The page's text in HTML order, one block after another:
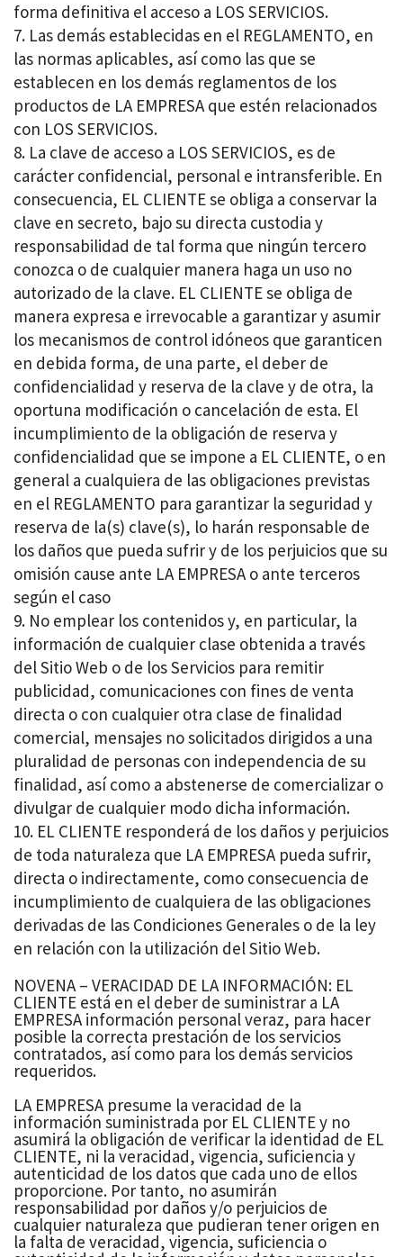
forma definitiva el acceso a LOS SERVICIOS.
Las demás establecidas en el REGLAMENTO, en
las normas aplicables, así como las que se
establecen en los demás reglamentos de los
productos de LA EMPRESA que estén relacionados
con LOS SERVICIOS.
La clave de acceso a LOS SERVICIOS, es de
carácter confidencial, personal e intransferible. En
consecuencia, EL CLIENTE se obliga a conservar la
clave en secreto, bajo su directa custodia y
responsabilidad de tal forma que ningún tercero
conozca o de cualquier manera haga un uso no
autorizado de la clave. EL CLIENTE se obliga de
manera expresa e irrevocable a garantizar y asumir
los mecanismos de control idóneos que garanticen
en debida forma, de una parte, el deber de
confidencialidad y reserva de la clave y de otra, la
oportuna modificación o cancelación de esta. El
incumplimiento de la obligación de reserva y
confidencialidad que se impone a EL CLIENTE, o en
general a cualquiera de las obligaciones previstas
en el REGLAMENTO para garantizar la seguridad y
reserva de la(s) clave(s), lo harán responsable de
los daños que pueda sufrir y de los perjuicios que su
omisión cause ante LA EMPRESA o ante terceros
según el caso
No emplear los contenidos y, en particular, la
información de cualquier clase obtenida a través
del Sitio Web o de los Servicios para remitir
publicidad, comunicaciones con fines de venta
directa o con cualquier otra clase de finalidad
comercial, mensajes no solicitados dirigidos a una
pluralidad de personas con independencia de su
finalidad, así como a abstenerse de comercializar o
divulgar de cualquier modo dicha información.
EL CLIENTE responderá de los daños y perjuicios
de toda naturaleza que LA EMPRESA pueda sufrir,
directa o indirectamente, como consecuencia de
incumplimiento de cualquiera de las obligaciones
derivadas de las Condiciones Generales o de la ley
en relación con la utilización del Sitio Web.
NOVENA – VERACIDAD DE LA INFORMACIÓN: EL
CLIENTE está en el deber de suministrar a LA
EMPRESA información personal veraz, para hacer
posible la correcta prestación de los servicios
contratados, así como para los demás servicios
requeridos.
LA EMPRESA presume la veracidad de la
información suministrada por EL CLIENTE y no
asumirá la obligación de verificar la identidad de EL
CLIENTE, ni la veracidad, vigencia, suficiencia y
autenticidad de los datos que cada uno de ellos
proporcione. Por tanto, no asumirán
responsabilidad por daños y/o perjuicios de
cualquier naturaleza que pudieran tener origen en
la falta de veracidad, vigencia, suficiencia o